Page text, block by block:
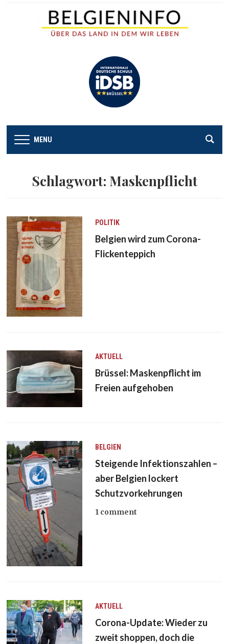
MENU
Schlagwort: Maskenpflicht
POLITIK
Belgien wird zum Corona-
Flickenteppich
AKTUELL
Brüssel: Maskenpflicht im
Freien aufgehoben
BELGIEN
Steigende Infektionszahlen –
aber Belgien lockert
Schutzvorkehrungen
1 comment
AKTUELL
Corona-Update: Wieder zu
zweit shoppen, doch die